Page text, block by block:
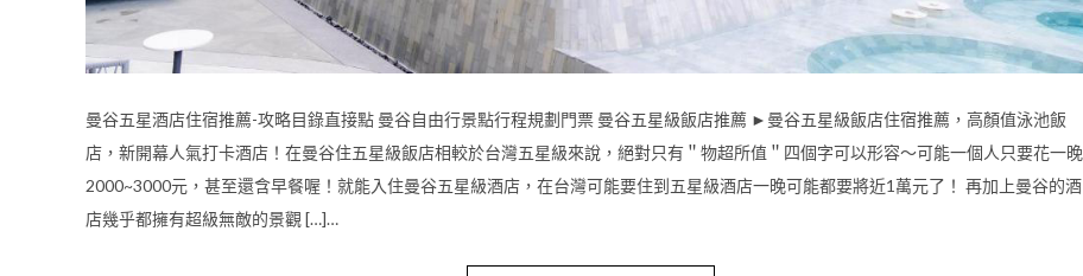
曼谷五星酒店住宿推薦-攻略目錄直接點 曼谷自由行景點行程規劃門票 曼谷五星級飯店推薦 ►曼谷五星級飯店住宿推薦，高顏值泳池飯
店，新開幕人氣打卡酒店！在曼谷住五星級飯店相較於台灣五星級來說，絕對只有＂物超所值＂四個字可以形容～可能一個人只要花一晚
2000~3000元，甚至還含早餐喔！就能入住曼谷五星級酒店，在台灣可能要住到五星級酒店一晚可能都要將近1萬元了！ 再加上曼谷的酒
店幾乎都擁有超級無敵的景觀 […]…